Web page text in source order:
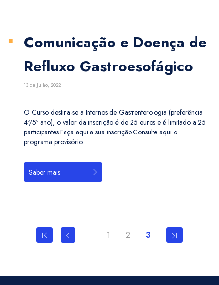
Comunicação e Doença de
Refluxo Gastroesofágico
13 de Julho, 2022
O Curso destina-se a Internos de Gastrenterologia (preferência
4º/5º ano), o valor da inscrição é de 25 euros e é limitado a 25
participantes.Faça aqui a sua inscrição.Consulte aqui o
programa provisório.
Saber mais
1 2 3